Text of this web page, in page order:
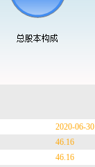
2020-06-30
46.16
46.16